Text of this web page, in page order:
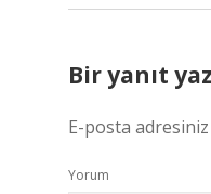
Bir yanıt
E-posta adresiniz
Yorum